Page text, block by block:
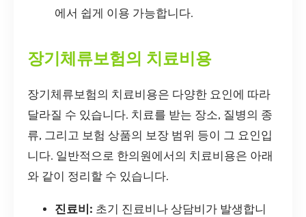
에서 쉽게 이용 가능합니다.
장기체류보험의 치료비용
장기체류보험의 치료비용은 다양한 요인에 따라
달라질 수 있습니다. 치료를 받는 장소, 질병의 종
류, 그리고 보험 상품의 보장 범위 등이 그 요인입
니다. 일반적으로 한의원에서의 치료비용은 아래
와 같이 정리할 수 있습니다.
진료비: 초기 진료비나 상담비가 발생합니